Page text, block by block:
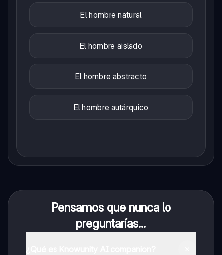
El hombre natural
El hombre aislado
El hombre abstracto
El hombre autárquico
Pensamos que nunca lo
preguntarías...